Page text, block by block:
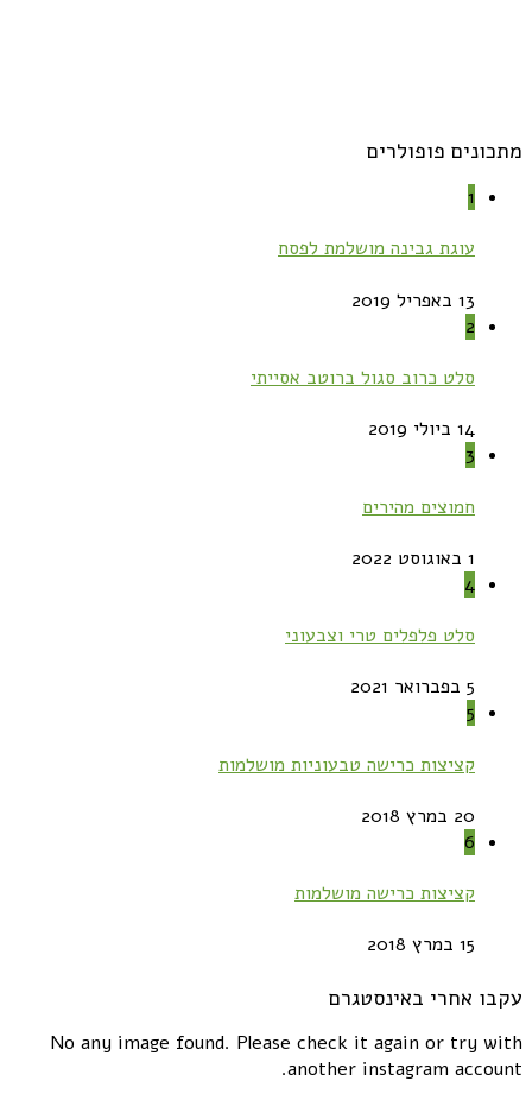
מתכונים פופולרים
1
עוגת גבינה מושלמת לפסח
13 באפריל 2019
2
סלט כרוב סגול ברוטב אסייתי
14 ביולי 2019
3
חמוצים מהירים
1 באוגוסט 2022
4
סלט פלפלים טרי וצבעוני
5 בפברואר 2021
5
קציצות כרישה טבעוניות מושלמות
20 במרץ 2018
6
קציצות כרישה מושלמות
15 במרץ 2018
עקבו אחרי באינסטגרם
No any image found. Please check it again or try with
another instagram account.